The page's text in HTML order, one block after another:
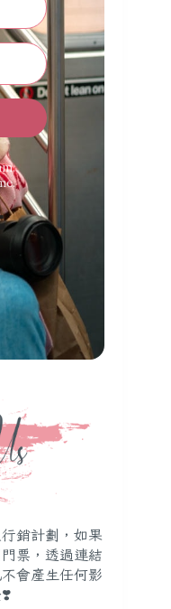
Built with Kit
銷計劃，如果
票，透過連結
會產生任何影